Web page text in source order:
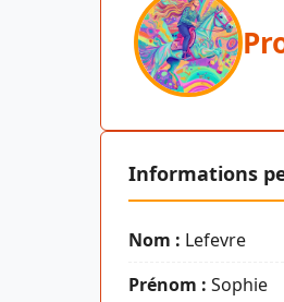
Informations
Nom : Lefevre
Prénom : Sophie